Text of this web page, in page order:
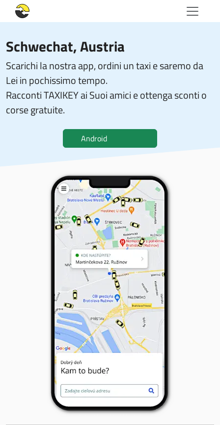
Schwechat, Austria
Scarichi la nostra app, ordini un taxi e saremo da
Lei in pochissimo tempo.
Racconti TAXIKEY ai Suoi amici e ottenga sconti o
corse gratuite.
Android